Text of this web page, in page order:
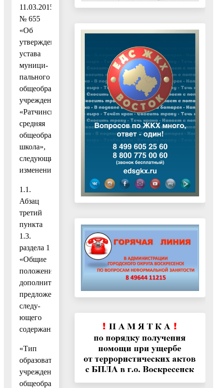
11.03.2015
№ 655
«Об
утверждении
устава
муници-
пального
общеобразовательного
учреждения
«Ратчинская
средняя
общеобразовательная
школа»,
следующие
изменения:
1.1.
Абзац
третий
пункта
1.3.
раздела 1
«Общие
положения»
дополнить
предложением
следу-
ющего
содержания:
«Тип
образовательного
учреждения:
общеобразовательное